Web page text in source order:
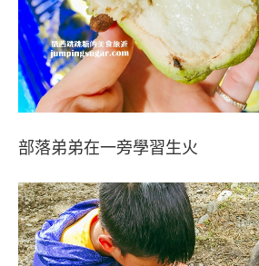
部落弟弟在一旁學習生火